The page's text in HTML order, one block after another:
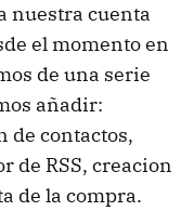
nuestra cuenta
el momento en
de una serie
añadir:
de contactos,
de RSS, creacion
de la compra.